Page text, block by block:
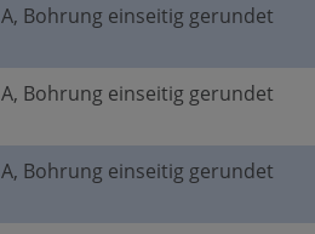
A, Bohrung einseitig gerundet
A, Bohrung einseitig gerundet
A, Bohrung einseitig gerundet